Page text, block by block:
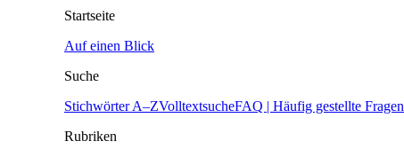
Startseite
Auf einen Blick
Suche
Stichwörter A–ZVolltextsucheFAQ | Häufig gestellte Fragen
Rubriken